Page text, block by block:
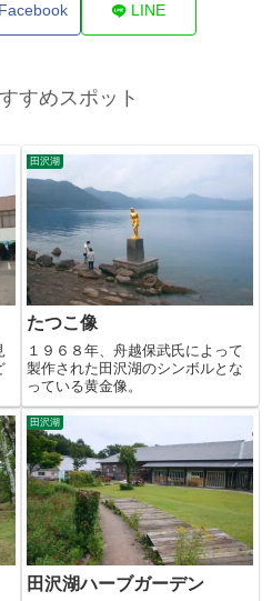
Facebook LINE
すめスポット
田沢湖
たつこ像
１９６８年、舟越保武氏によって
製作された田沢湖のシンボルとな
っている黄金像。
田沢湖
田沢湖ハーブガーデン